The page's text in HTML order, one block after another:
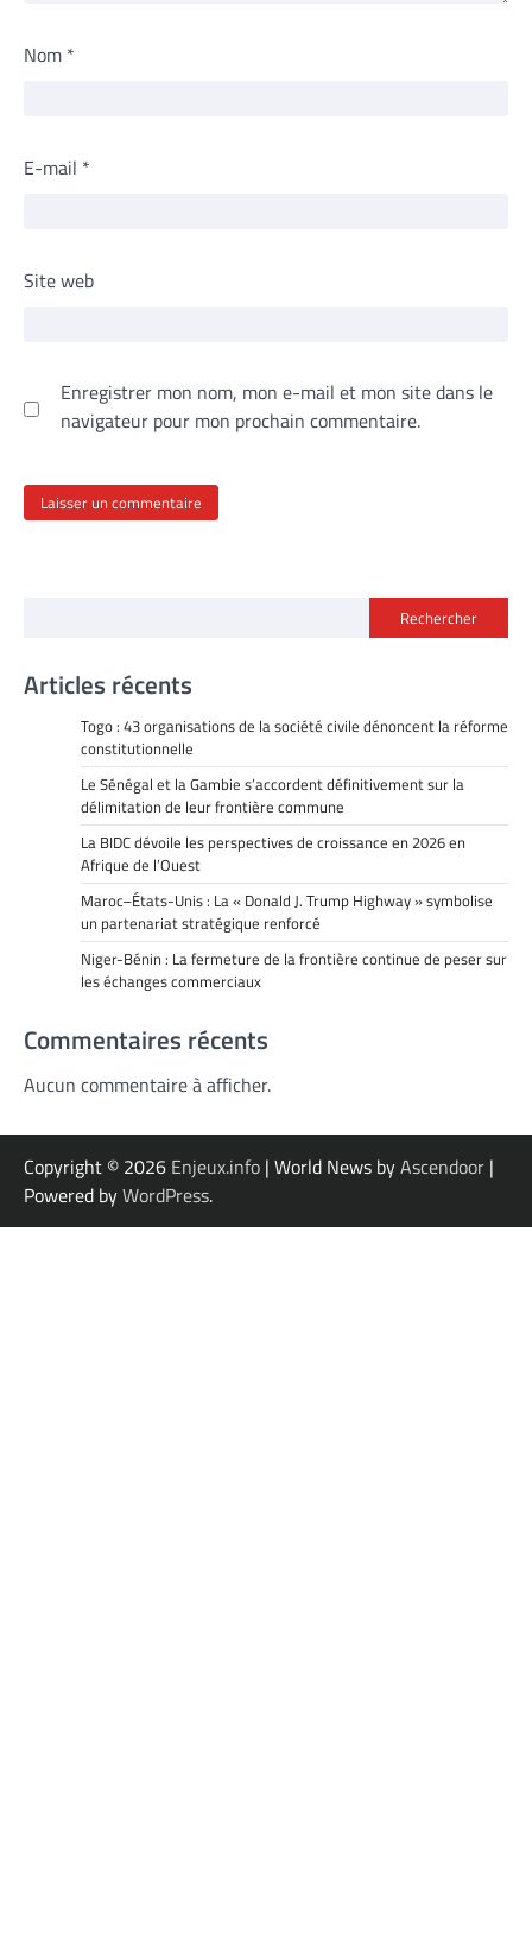
Nom *
E-mail *
Site web
Enregistrer mon nom, mon e-mail et mon site dans le
navigateur pour mon prochain commentaire.
Rechercher
Articles récents
Togo : 43 organisations de la société civile dénoncent la réforme
constitutionnelle
Le Sénégal et la Gambie s’accordent définitivement sur la
délimitation de leur frontière commune
La BIDC dévoile les perspectives de croissance en 2026 en
Afrique de l’Ouest
Maroc–États-Unis : La « Donald J. Trump Highway » symbolise
un partenariat stratégique renforcé
Niger-Bénin : La fermeture de la frontière continue de peser sur
les échanges commerciaux
Commentaires récents
Aucun commentaire à afficher.
Copyright © 2026 Enjeux.info | World News byAscendoor |
Powered byWordPress.